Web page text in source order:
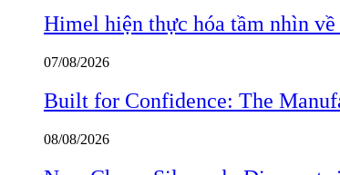
Himel hiện thực hóa tầm nhìn
07/08/2026
Built for Confidence: The
08/08/2026